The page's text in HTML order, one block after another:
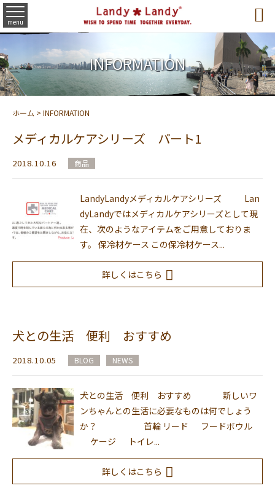
menu 
INFORMATION
ホーム > INFORMATION
メディカルケアシリーズ パート1
2018.10.16 商品
LandyLandyメディカルケアシリーズ Lan
dyLandyではメディカルケアシリーズとして現
在、次のようなアイテムをご用意しておりま
す。 保冷材ケース この保冷材ケース...
詳しくはこちら
犬との生活 便利 おすすめ
2018.10.05 BLOG NEWS
犬との生活 便利 おすすめ 新しいワ
ンちゃんとの生活に必要なものは何でしょう
か？ 首輪 リード フードボウル
ケージ トイレ...
詳しくはこちら